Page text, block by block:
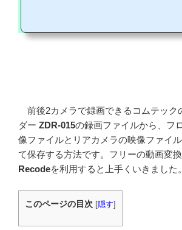
前後2カメラで録画できるコムテック
ダー ZDR-015の録画ファイルから、フ
像ファイルとリアカメラの映像ファイ
て保存する方法です。フリーの動画変
Recodeを利用すると上手くいきました。
このページの目次 [隠す]